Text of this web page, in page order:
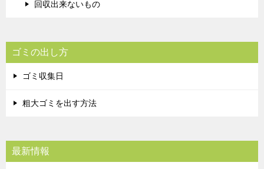
回収出来ないもの
ゴミの出し方
ゴミ収集日
粗大ゴミを出す方法
最新情報